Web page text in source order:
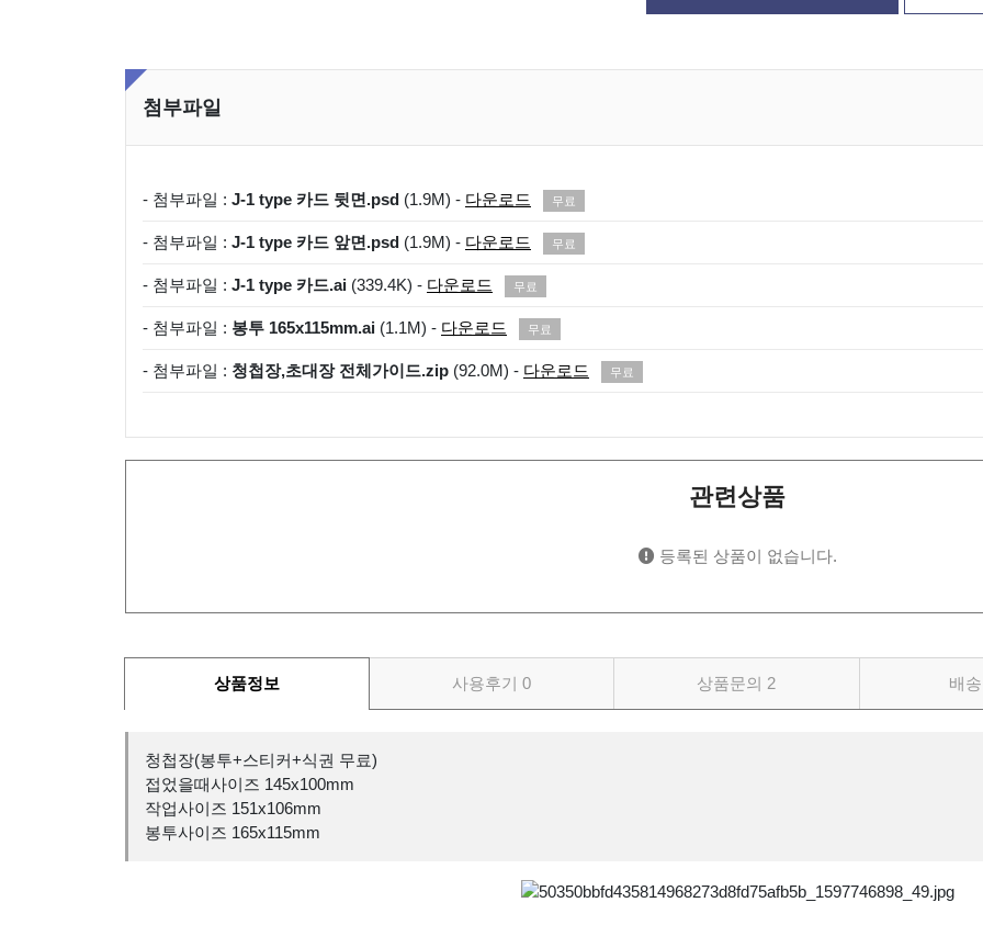
첨부파일
- 첨부파일 : J-1 type 카드 뒷면.psd (1.9M) - 다운로드 무료
- 첨부파일 : J-1 type 카드 앞면.psd (1.9M) - 다운로드 무료
- 첨부파일 : J-1 type 카드.ai (339.4K) - 다운로드 무료
- 첨부파일 : 봉투 165x115mm.ai (1.1M) - 다운로드 무료
- 첨부파일 : 청첩장,초대장 전체가이드.zip (92.0M) - 다운로드 무료
관련상품
등록된 상품이 없습니다.
상품정보 사용후기0 상품문의 2 배
청첩장(봉투+스티커+식권 무료)
접었을때사이즈 145x100mm
작업사이즈 151x106mm
봉투사이즈 165x115mm